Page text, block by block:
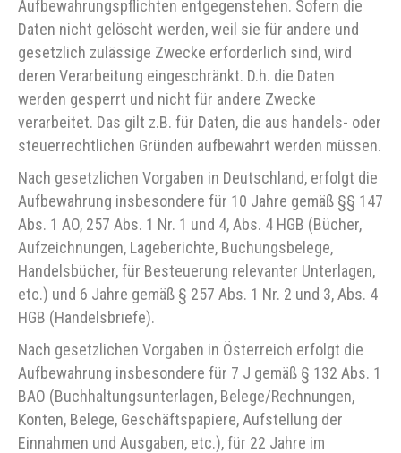
Aufbewahrungspflichten entgegenstehen. Sofern die
Daten nicht gelöscht werden, weil sie für andere und
gesetzlich zulässige Zwecke erforderlich sind, wird
deren Verarbeitung eingeschränkt. D.h. die Daten
werden gesperrt und nicht für andere Zwecke
verarbeitet. Das gilt z.B. für Daten, die aus handels- oder
steuerrechtlichen Gründen aufbewahrt werden müssen.
Nach gesetzlichen Vorgaben in Deutschland, erfolgt die
Aufbewahrung insbesondere für 10 Jahre gemäß §§ 147
Abs. 1 AO, 257 Abs. 1 Nr. 1 und 4, Abs. 4 HGB (Bücher,
Aufzeichnungen, Lageberichte, Buchungsbelege,
Handelsbücher, für Besteuerung relevanter Unterlagen,
etc.) und 6 Jahre gemäß § 257 Abs. 1 Nr. 2 und 3, Abs. 4
HGB (Handelsbriefe).
Nach gesetzlichen Vorgaben in Österreich erfolgt die
Aufbewahrung insbesondere für 7 J gemäß § 132 Abs. 1
BAO (Buchhaltungsunterlagen, Belege/Rechnungen,
Konten, Belege, Geschäftspapiere, Aufstellung der
Einnahmen und Ausgaben, etc.), für 22 Jahre im